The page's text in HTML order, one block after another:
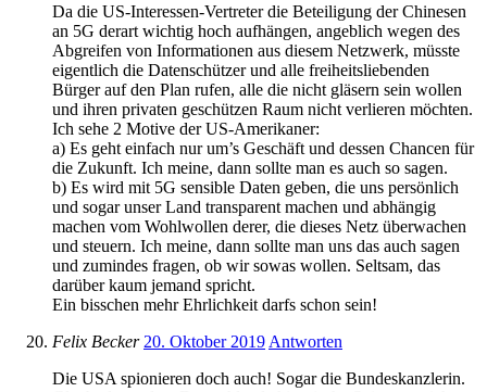
Da die US-Interessen-Vertreter die Beteiligung der Chinesen
an 5G derart wichtig hoch aufhängen, angeblich wegen des
Abgreifen von Informationen aus diesem Netzwerk, müsste
eigentlich die Datenschützer und alle freiheitsliebenden
Bürger auf den Plan rufen, alle die nicht gläsern sein wollen
und ihren privaten geschützen Raum nicht verlieren möchten.
Ich sehe 2 Motive der US-Amerikaner:
a) Es geht einfach nur um’s Geschäft und dessen Chancen für
die Zukunft. Ich meine, dann sollte man es auch so sagen.
b) Es wird mit 5G sensible Daten geben, die uns persönlich
und sogar unser Land transparent machen und abhängig
machen vom Wohlwollen derer, die dieses Netz überwachen
und steuern. Ich meine, dann sollte man uns das auch sagen
und zumindes fragen, ob wir sowas wollen. Seltsam, das
darüber kaum jemand spricht.
Ein bisschen mehr Ehrlichkeit darfs schon sein!
Felix Becker 20. Oktober 2019 Antworten
Die USA spionieren doch auch! Sogar die Bundeskanzlerin.